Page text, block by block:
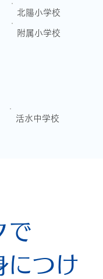
北陽小学校
附属小学校
活水中学校
で
につけ